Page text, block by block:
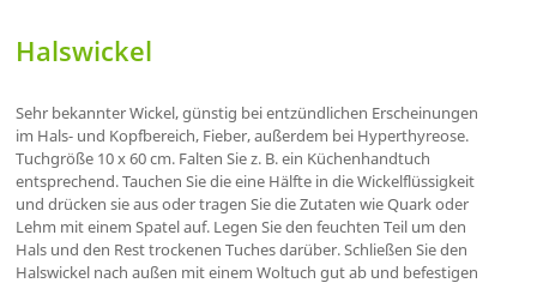
Halswickel
Sehr bekannter Wickel, günstig bei entzündlichen Erscheinungen
im Hals- und Kopfbereich, Fieber, außerdem bei Hyperthyreose.
Tuchgröße 10 x 60 cm. Falten Sie z. B. ein Küchenhandtuch
entsprechend. Tauchen Sie die eine Hälfte in die Wickelflüssigkeit
und drücken sie aus oder tragen Sie die Zutaten wie Quark oder
Lehm mit einem Spatel auf. Legen Sie den feuchten Teil um den
Hals und den Rest trockenen Tuches darüber. Schließen Sie den
Halswickel nach außen mit einem Woltuch gut ab und befestigen